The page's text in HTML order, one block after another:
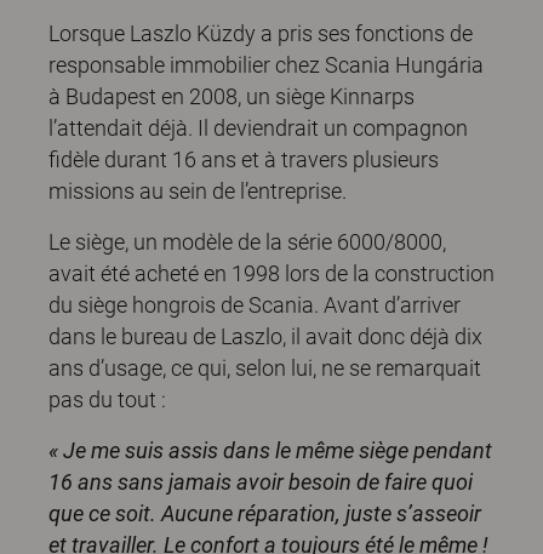
Lorsque Laszlo Küzdy a pris ses fonctions de
responsable immobilier chez Scania Hungária
à Budapest en 2008, un siège Kinnarps
l’attendait déjà. Il deviendrait un compagnon
fidèle durant 16 ans et à travers plusieurs
missions au sein de l’entreprise.
Le siège, un modèle de la série 6000/8000,
avait été acheté en 1998 lors de la construction
du siège hongrois de Scania. Avant d’arriver
dans le bureau de Laszlo, il avait donc déjà dix
ans d’usage, ce qui, selon lui, ne se remarquait
pas du tout :
« Je me suis assis dans le même siège pendant
16 ans sans jamais avoir besoin de faire quoi
que ce soit. Aucune réparation, juste s’asseoir
et travailler. Le confort a toujours été le même !